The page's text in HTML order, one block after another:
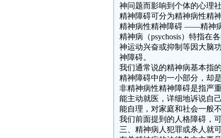
神问题而影响到个体的心理
精神障碍可分为精神病性精
精神病性精神障碍 ——精神
精神病（psychosis）特指在
神运动兴奋或抑制等因大脑
神障碍。
我们通常说的精神病基本指
精神障碍中的一小部分，却
非精神病性精神障碍是指严
能主动就医，详细地诉说自
能自理，对家庭和社会一般
我们前面提到的人格障碍，
三、精神病人犯罪或杀人就